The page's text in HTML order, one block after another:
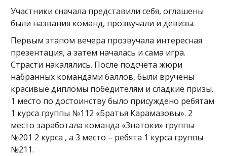
Участники сначала представили себя, оглашены
были названия команд, прозвучали и девизы.
Первым этапом вечера прозвучала интересная
презентация, а затем началась и сама игра.
Страсти накалялись. После подсчёта жюри
набранных командами баллов, были вручены
красивые дипломы победителям и сладкие призы.
1 место по достоинству было присуждено ребятам
1 курса группы №112 «Братья Карамазовы». 2
место заработала команда «Знатоки» группы
№201 2 курса , а 3 место – ребята 1 курса группы
№211.